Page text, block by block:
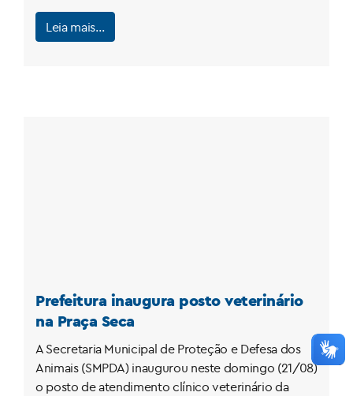
Leia mais…
Prefeitura inaugura posto veterinário
na Praça Seca
A Secretaria Municipal de Proteção e Defesa dos
Animais (SMPDA) inaugurou neste domingo (21/08)
o posto de atendimento clínico veterinário da